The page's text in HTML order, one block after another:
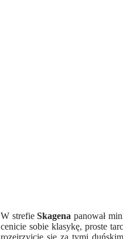
W strefieSkagena panował
cenicie sobie klasykę, proste
rozejrzyjcie się za tymi